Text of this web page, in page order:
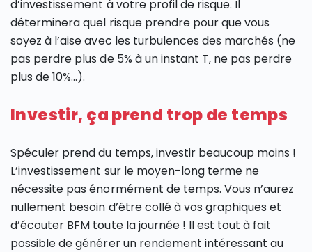
d’investissement à votre profil de risque. Il
déterminera quel risque prendre pour que vous
soyez à l’aise avec les turbulences des marchés (ne
pas perdre plus de 5% à un instant T, ne pas perdre
plus de 10%…).
Investir, ça prend trop de temps
Spéculer prend du temps, investir beaucoup moins !
L’investissement sur le moyen-long terme ne
nécessite pas énormément de temps. Vous n’aurez
nullement besoin d’être collé à vos graphiques et
d’écouter BFM toute la journée ! Il est tout à fait
possible de générer un rendement intéressant au